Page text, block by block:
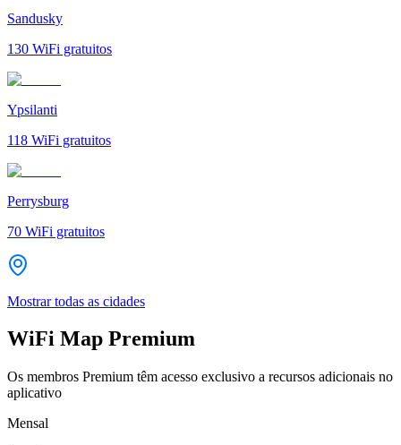
Sandusky
130 WiFi gratuitos
Ypsilanti
118 WiFi gratuitos
Perrysburg
70 WiFi gratuitos
Mostrar todas as cidades
WiFi Map Premium
Os membros Premium têm acesso exclusivo a recursos adicionais no
aplicativo
Mensal